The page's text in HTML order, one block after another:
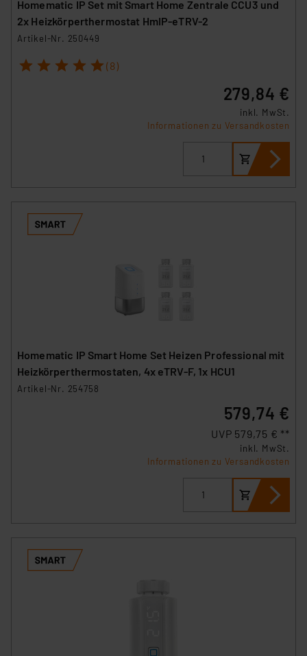
Homematic IP Set mit Smart Home Zentrale CCU3 und
2x Heizkörperthermostat HmIP-eTRV-2
Artikel-Nr. 250449
1 2 3 4 5 (8)
279,84 €
inkl. MwSt.
Informationen zu Versandkosten
Homematic IP Smart Home Set Heizen Professional mit
Heizkörperthermostaten, 4x eTRV-F, 1x HCU1
Artikel-Nr. 254758
579,74 €
UVP 579,75 € **
inkl. MwSt.
Informationen zu Versandkosten